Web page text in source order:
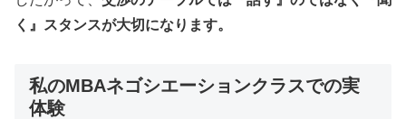
く』スタンスが大切 になります。
私のMBAネゴシエーションクラスでの実
体験